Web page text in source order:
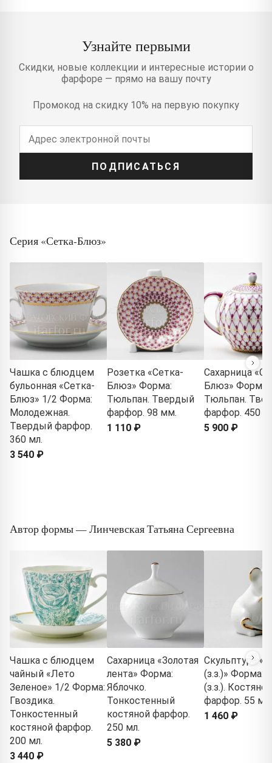
Узнайте первыми
Скидки, новые коллекции и интересные истории о
фарфоре — прямо на вашу почту
Промокод на скидку 10% на первую покупку
ПОДПИСАТЬСЯ
Серия «Сетка-Блюз»
Чашка с блюдцем
бульонная «Сетка-
Блюз» 1/2 Форма:
Молодежная.
Твердый фарфор.
360 мл.
3 540 ₽
Розетка «Сетка-
Блюз» Форма:
Тюльпан. Твердый
фарфор. 98 мм.
1 110 ₽
Сахарница
Блюз» Форма:
Тюльпан.
фарфор. 450
5 900 ₽
Автор формы — Линчевская Татьяна Сергеевна
Чашка с блюдцем
чайный «Лето
Зеленое» 1/2 Форма:
Гвоздика.
Тонкостенный
костяной фарфор.
200 мл.
3 440 ₽
Сахарница «Золотая
лента» Форма:
Яблочко.
Тонкостенный
костяной фарфор.
250 мл.
5 380 ₽
Скульптура
(з.з.)»
(з.з.). Костяной
фарфор. 55
1 460 ₽